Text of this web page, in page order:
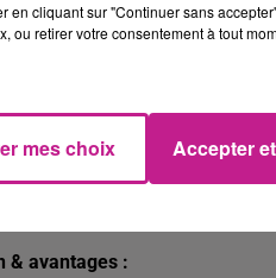
:39h/semaine
de formation à Strasbourg
en binôme sur le
& avantages :
en cliquant sur "Continuer sans
ou retirer votre consentement à tout
mes choix Accepter